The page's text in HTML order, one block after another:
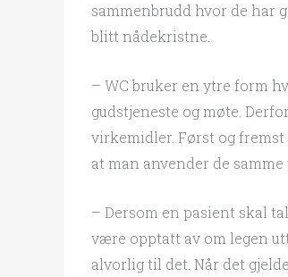
sammenbrudd hvor de har
blitt nådekristne.
– WC bruker en ytre form
gudstjeneste og møte.
virkemidler. Først og
at man anvender de
– Dersom en pasient skal
være opptatt av om legen
alvorlig til det. Når det